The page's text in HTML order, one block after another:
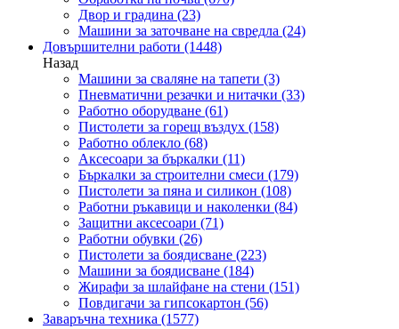
Двор и градина (23)
Машини за заточване на свредла (24)
Довършителни работи (1448)
Назад
Машини за сваляне на тапети (3)
Пневматични резачки и нитачки (33)
Работно оборудване (61)
Пистолети за горещ въздух (158)
Работно облекло (68)
Аксесоари за бъркалки (11)
Бъркалки за строителни смеси (179)
Пистолети за пяна и силикон (108)
Работни ръкавици и наколенки (84)
Защитни аксесоари (71)
Работни обувки (26)
Пистолети за боядисване (223)
Машини за боядисване (184)
Жирафи за шлайфане на стени (151)
Повдигачи за гипсокартон (56)
Заваръчна техника (1577)